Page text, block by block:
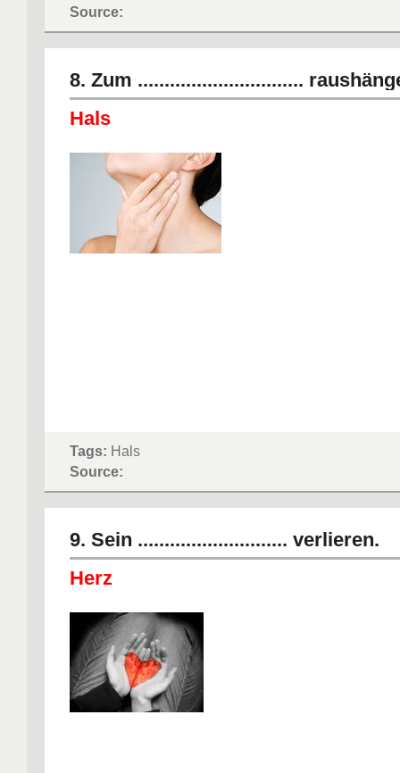
Source:
8. Zum ...............................
Hals
Tags: Hals
Source:
9. Sein ............................ verlieren.
Herz